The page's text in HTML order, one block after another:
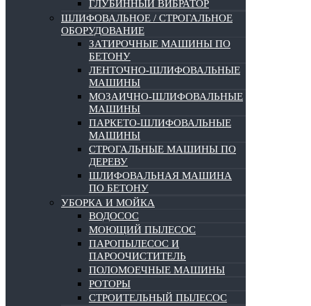
ГЛУБИННЫЙ ВИБРАТОР
ШЛИФОВАЛЬНОЕ / СТРОГАЛЬНОЕ
ОБОРУДОВАНИЕ
ЗАТИРОЧНЫЕ МАШИНЫ ПО
БЕТОНУ
ЛЕНТОЧНО-ШЛИФОВАЛЬНЫЕ
МАШИНЫ
МОЗАИЧНО-ШЛИФОВАЛЬНЫЕ
МАШИНЫ
ПАРКЕТО-ШЛИФОВАЛЬНЫЕ
МАШИНЫ
СТРОГАЛЬНЫЕ МАШИНЫ ПО
ДЕРЕВУ
ШЛИФОВАЛЬНАЯ МАШИНА
ПО БЕТОНУ
УБОРКА И МОЙКА
ВОДОСОС
МОЮЩИЙ ПЫЛЕСОС
ПАРОПЫЛЕСОС И
ПАРООЧИСТИТЕЛЬ
ПОЛОМОЕЧНЫЕ МАШИНЫ
РОТОРЫ
СТРОИТЕЛЬНЫЙ ПЫЛЕСОС